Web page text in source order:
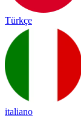
Türkçe
italiano